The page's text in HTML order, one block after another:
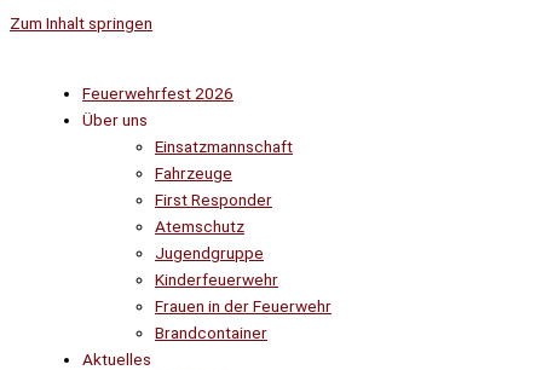
Zum Inhalt springen
Feuerwehrfest 2026
Über uns
Einsatzmannschaft
Fahrzeuge
First Responder
Atemschutz
Jugendgruppe
Kinderfeuerwehr
Frauen in der Feuerwehr
Brandcontainer
Aktuelles